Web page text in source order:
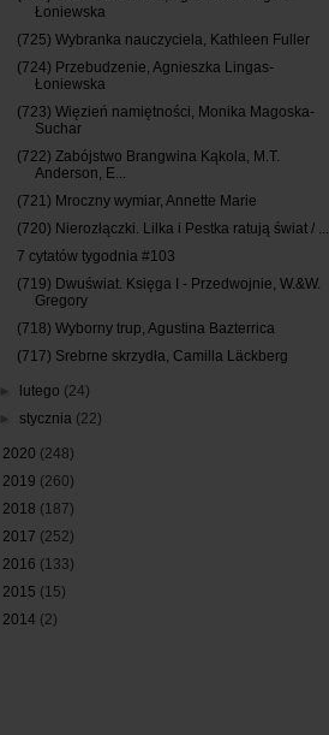
Łoniewska
(725) Wybranka nauczyciela, Kathleen Fuller
(724) Przebudzenie, Agnieszka Lingas-
Łoniewska
(723) Więzień namiętności, Monika Magoska-
Suchar
(722) Zabójstwo Brangwina Kąkola, M.T.
Anderson, E...
(721) Mroczny wymiar, Annette Marie
(720) Nierozłączki. Lilka i Pestka ratują świat / ...
7 cytatów tygodnia #103
(719) Dwuświat. Księga I - Przedwojnie, W.&W.
Gregory
(718) Wyborny trup, Agustina Bazterrica
(717) Srebrne skrzydła, Camilla Läckberg
► lutego (24)
► stycznia (22)
2020 (248)
2019 (260)
2018 (187)
2017 (252)
2016 (133)
2015 (15)
2014 (2)